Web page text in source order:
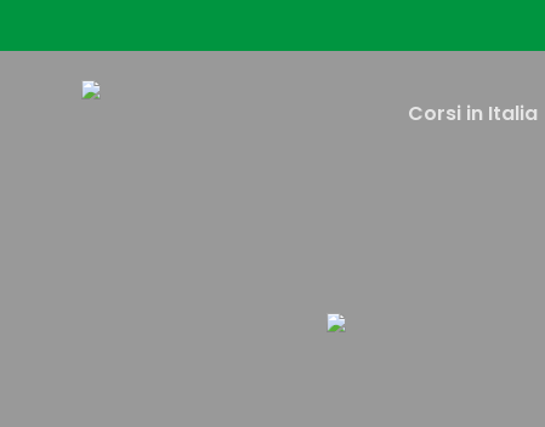
Corsi in Italia